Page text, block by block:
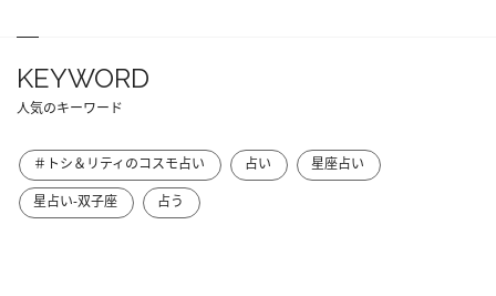
KEYWORD
人気のキーワード
＃トシ＆リティのコスモ占い 占い
星座占い
星占い-双子座
占う